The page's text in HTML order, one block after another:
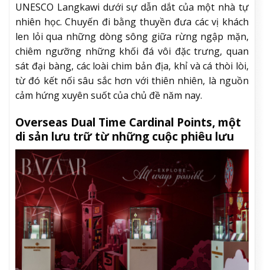
UNESCO Langkawi dưới sự dẫn dắt của một nhà tự
nhiên học. Chuyến đi bằng thuyền đưa các vị khách
len lỏi qua những dòng sông giữa rừng ngập mặn,
chiêm ngưỡng những khối đá vôi đặc trưng, quan
sát đại bàng, các loài chim bản địa, khỉ và cá thòi lòi,
từ đó kết nối sâu sắc hơn với thiên nhiên, là nguồn
cảm hứng xuyên suốt của chủ đề năm nay.
Overseas Dual Time Cardinal Points, một
di sản lưu trữ từ những cuộc phiêu lưu